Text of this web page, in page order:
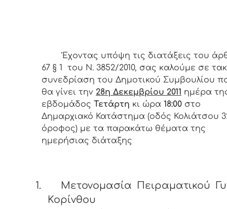
Έχοντας υπόψη τις διατάξεις του
67 § 1 του Ν. 3852/2010, σας καλούμε σε
συνεδρίαση του Δημοτικού Συμβουλίου
θα γίνει την 28η Δεκεμβρίου 2011 ημέρα
εβδομάδος Τετάρτη κι ώρα 18:00 στο
Δημαρχιακό Κατάστημα (οδός Κολιάτσου
όροφος) με τα παρακάτω θέματα της
ημερήσιας διάταξης
1.
Μετονομασία Πειραματικού
Κορίνθου